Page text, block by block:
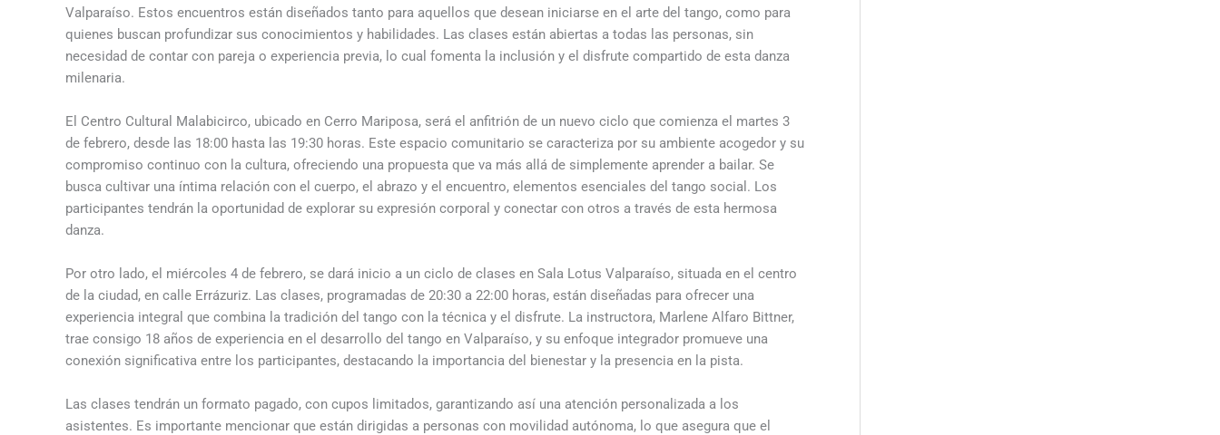
Valparaíso. Estos encuentros están diseñados tanto para aquellos que desean iniciarse en el arte del tango, como para
quienes buscan profundizar sus conocimientos y habilidades. Las clases están abiertas a todas las personas, sin
necesidad de contar con pareja o experiencia previa, lo cual fomenta la inclusión y el disfrute compartido de esta danza
milenaria.
El Centro Cultural Malabicirco, ubicado en Cerro Mariposa, será el anfitrión de un nuevo ciclo que comienza el martes 3
de febrero, desde las 18:00 hasta las 19:30 horas. Este espacio comunitario se caracteriza por su ambiente acogedor y su
compromiso continuo con la cultura, ofreciendo una propuesta que va más allá de simplemente aprender a bailar. Se
busca cultivar una íntima relación con el cuerpo, el abrazo y el encuentro, elementos esenciales del tango social. Los
participantes tendrán la oportunidad de explorar su expresión corporal y conectar con otros a través de esta hermosa
danza.
Por otro lado, el miércoles 4 de febrero, se dará inicio a un ciclo de clases en Sala Lotus Valparaíso, situada en el centro
de la ciudad, en calle Errázuriz. Las clases, programadas de 20:30 a 22:00 horas, están diseñadas para ofrecer una
experiencia integral que combina la tradición del tango con la técnica y el disfrute. La instructora, Marlene Alfaro Bittner,
trae consigo 18 años de experiencia en el desarrollo del tango en Valparaíso, y su enfoque integrador promueve una
conexión significativa entre los participantes, destacando la importancia del bienestar y la presencia en la pista.
Las clases tendrán un formato pagado, con cupos limitados, garantizando así una atención personalizada a los
asistentes. Es importante mencionar que están dirigidas a personas con movilidad autónoma, lo que asegura que el